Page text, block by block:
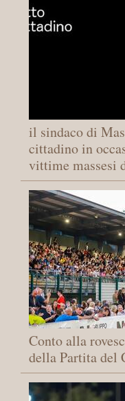
il sindaco di
cittadino in
vittime massesi
Conto alla
della Partita del